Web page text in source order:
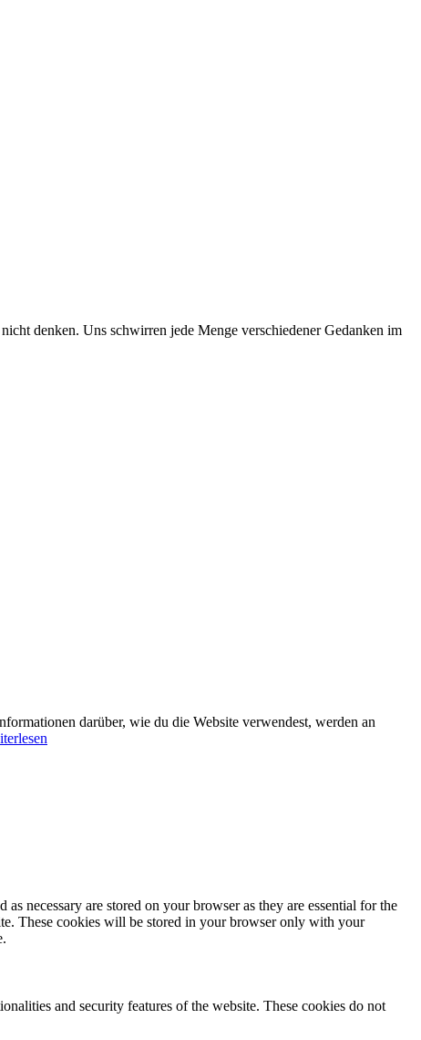
denken. Uns schwirren jede Menge verschiedener Gedanken im
darüber, wie du die Website verwendest, werden an
necessary are stored on your browser as they are essential for the
These cookies will be stored in your browser only with your
and security features of the website. These cookies do not